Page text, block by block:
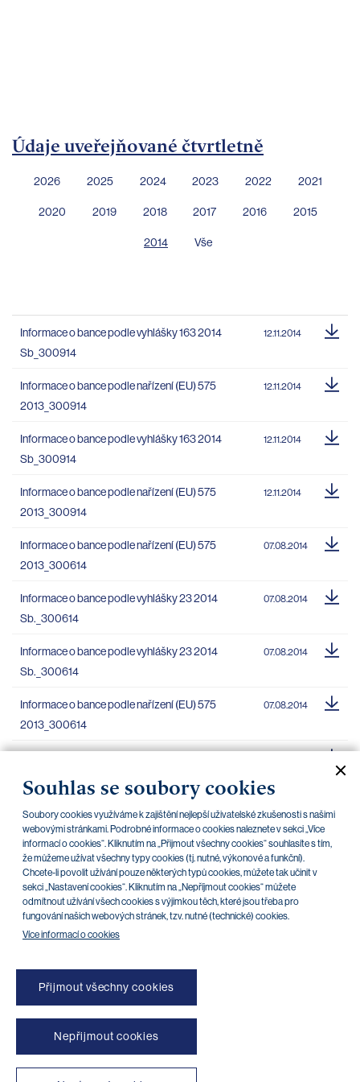
Souhlas se soubory cookies
Soubory cookies využíváme k zajištění nejlepší uživatelské zkušenosti s našimi
webovými stránkami. Podrobné informace o cookies naleznete v sekci „Více
informací o cookies“. Kliknutím na „Přijmout všechny cookies“ souhlasíte s tím,
že můžeme užívat všechny typy cookies (tj. nutné, výkonové a funkční).
Chcete-li povolit užívání pouze některých typů cookies, můžete tak učinit v
sekci „Nastavení cookies“. Kliknutím na „Nepříjmout cookies“ můžete
odmítnout užívání všech cookies s výjimkou těch, které jsou třeba pro
fungování našich webových stránek, tzv. nutné (technické) cookies.
Více informací o cookies
Přijmout všechny cookies
Nepřijmout cookies
Údaje uveřejňované čtvrtletně
2026 2025 2024 2023 2022 2021
2020 2019 2018 2017 2016 2015
2014 Vše
Informace o bance podle vyhlášky 163 2014
Sb_300914
12.11.2014
Informace o bance podle nařízení (EU) 575
2013_300914
12.11.2014
Informace o bance podle vyhlášky 163 2014
Sb_300914
12.11.2014
Informace o bance podle nařízení (EU) 575
2013_300914
12.11.2014
Informace o bance podle nařízení (EU) 575
2013_300614
07.08.2014
Informace o bance podle vyhlášky 23 2014
Sb._300614
07.08.2014
Informace o bance podle vyhlášky 23 2014
Sb._300614
07.08.2014
Informace o bance podle nařízení (EU) 575
2013_300614
07.08.2014
2013_310314
Informace o bance podle vyhlášky 23 2014
Sb_310314
13.05.2014
« 1 2 »
NONSTOP blokace internetového bankovnictví (+420) 224 175 901